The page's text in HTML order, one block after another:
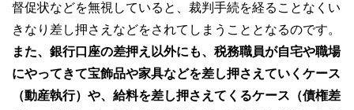
督促状などを無視していると、裁判手続を経ることなくい
きなり差し押さえなどをされてしまうこととなるのです。
また、銀行口座の差押え以外にも、税務職員が自宅や職場
にやってきて宝飾品や家具などを差し押さえていくケース
（動産執行）や、給料を差し押さえてくるケース（債権差